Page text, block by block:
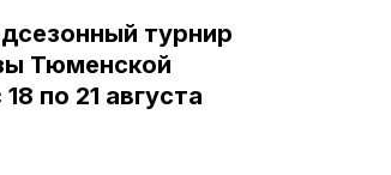
турнир
Тюменской
по 21 августа